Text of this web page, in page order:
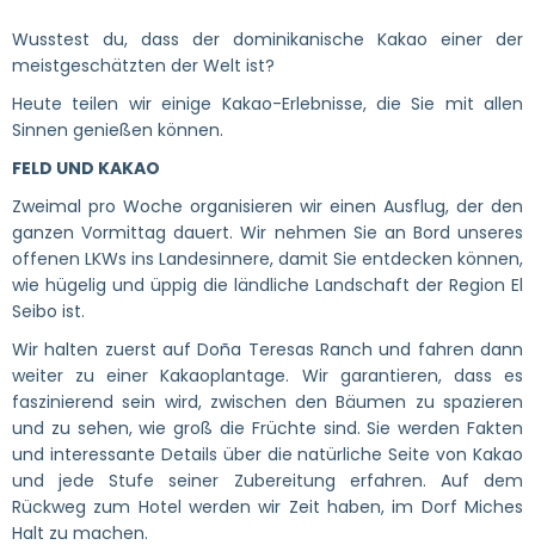
Wusstest du, dass der dominikanische Kakao einer der
meistgeschätzten der Welt ist?
Heute teilen wir einige Kakao-Erlebnisse, die Sie mit allen
Sinnen genießen können.
FELD UND KAKAO
Zweimal pro Woche organisieren wir einen Ausflug, der den
ganzen Vormittag dauert. Wir nehmen Sie an Bord unseres
offenen LKWs ins Landesinnere, damit Sie entdecken können,
wie hügelig und üppig die ländliche Landschaft der Region El
Seibo ist.
Wir halten zuerst auf Doña Teresas Ranch und fahren dann
weiter zu einer Kakaoplantage. Wir garantieren, dass es
faszinierend sein wird, zwischen den Bäumen zu spazieren
und zu sehen, wie groß die Früchte sind. Sie werden Fakten
und interessante Details über die natürliche Seite von Kakao
und jede Stufe seiner Zubereitung erfahren. Auf dem
Rückweg zum Hotel werden wir Zeit haben, im Dorf Miches
Halt zu machen.